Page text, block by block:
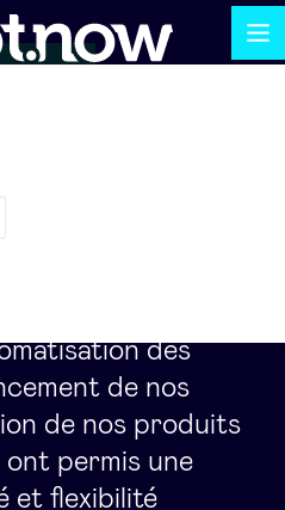
des
de nos
de nos produits
ont permis une
et flexibilité